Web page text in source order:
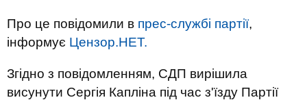
Про це повідомили в прес-службі партії,
інформує Цензор.НЕТ.
Згідно з повідомленням, СДП вирішила
висунути Сергія Капліна під час з'їзду Партії